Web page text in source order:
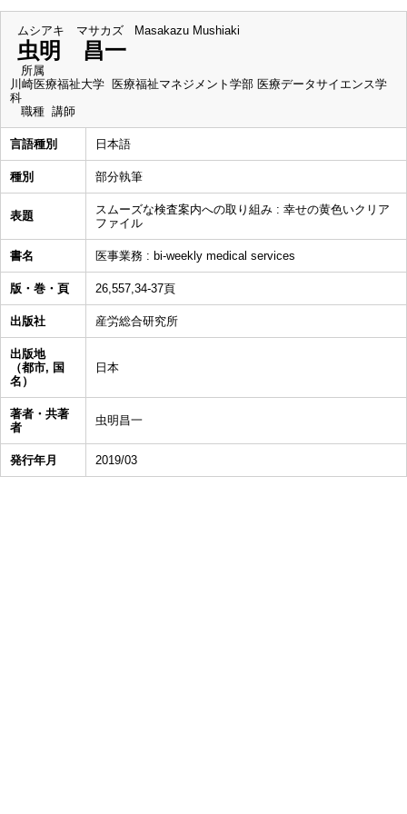
ムシアキ マサカズ Masakazu Mushiaki
虫明 昌一
所属
川崎医療福祉大学 医療福祉マネジメント学部 医療データサイエンス学
科
職種 講師
言語種別 日本語
種別 部分執筆
表題
スムーズな検査案内への取り組み : 幸せの黄色いクリア
ファイル
書名 医事業務 : bi-weekly medical services
版・巻・頁 26,557,34-37頁
出版社 産労総合研究所
出版地
（都市, 国
名）
日本
著者・共著
者
虫明昌一
発行年月 2019/03